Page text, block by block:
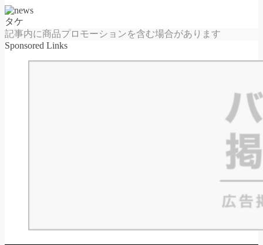
タケ
記事内に商品プロモーションを含む場合があります
Sponsored Links